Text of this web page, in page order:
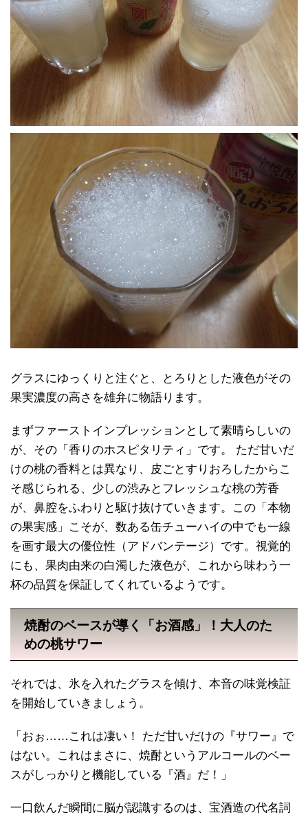
グラスにゆっくりと注ぐと、とろりとした液色がその
果実濃度の高さを雄弁に物語ります。
まずファーストインプレッションとして素晴らしいの
が、その「香りのホスピタリティ」です。 ただ甘いだ
けの桃の香料とは異なり、皮ごとすりおろしたからこ
そ感じられる、少しの渋みとフレッシュな桃の芳香
が、鼻腔をふわりと駆け抜けていきます。この「本物
の果実感」こそが、数ある缶チューハイの中でも一線
を画す最大の優位性（アドバンテージ）です。視覚的
にも、果肉由来の白濁した液色が、これから味わう一
杯の品質を保証してくれているようです。
焼酎のベースが導く「お酒感」！大人のた
めの桃サワー
それでは、氷を入れたグラスを傾け、本音の味覚検証
を開始していきましょう。
「おぉ……これは凄い！ ただ甘いだけの『サワー』で
はない。これはまさに、焼酎というアルコールのベー
スがしっかりと機能している『酒』だ！」
一口飲んだ瞬間に脳が認識するのは、宝酒造の代名詞